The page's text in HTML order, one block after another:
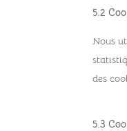
5.2
Nous
des
5.3